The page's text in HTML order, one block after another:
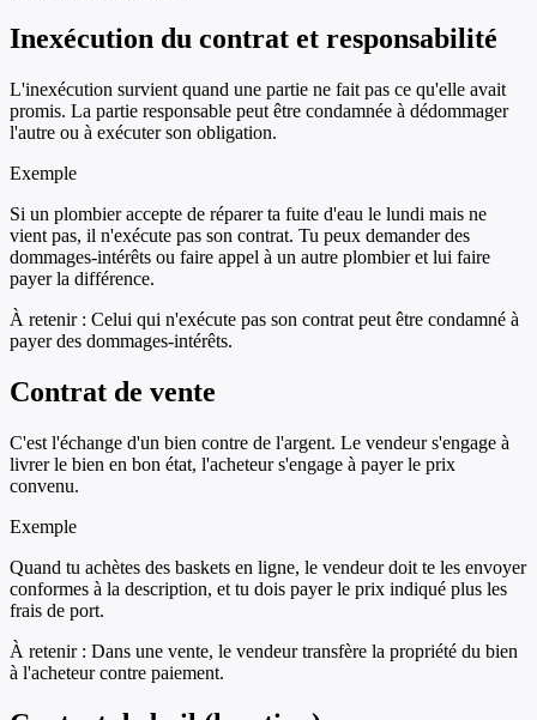
Inexécution du contrat et responsabilité
L'inexécution survient quand une partie ne fait pas ce qu'elle avait
promis. La partie responsable peut être condamnée à dédommager
l'autre ou à exécuter son obligation.
Exemple
Si un plombier accepte de réparer ta fuite d'eau le lundi mais ne
vient pas, il n'exécute pas son contrat. Tu peux demander des
dommages-intérêts ou faire appel à un autre plombier et lui faire
payer la différence.
À retenir : Celui qui n'exécute pas son contrat peut être condamné à
payer des dommages-intérêts.
Contrat de vente
C'est l'échange d'un bien contre de l'argent. Le vendeur s'engage à
livrer le bien en bon état, l'acheteur s'engage à payer le prix
convenu.
Exemple
Quand tu achètes des baskets en ligne, le vendeur doit te les envoyer
conformes à la description, et tu dois payer le prix indiqué plus les
frais de port.
À retenir : Dans une vente, le vendeur transfère la propriété du bien
à l'acheteur contre paiement.